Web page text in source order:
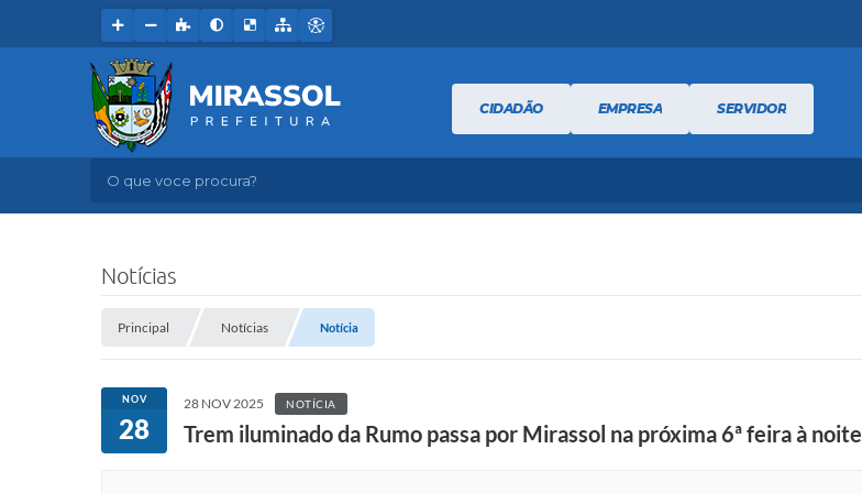
O que voce procura?
CIDADÃO EMPRESA SERVIDOR
Notícias
Principal Notícias Notícia
NOV
28
28 NOV 2025 NOTÍCIA
Trem iluminado da Rumo passa por Mirassol na próxima 6ª feira à noite